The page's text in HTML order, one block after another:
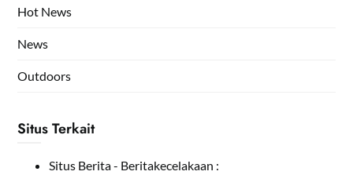
Hot News
News
Outdoors
Situs Terkait
Situs Berita - Beritakecelakaan :